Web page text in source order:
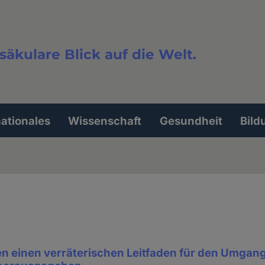
Blick auf die Welt.
Wissenschaft Gesundheit
einen verräterischen Leitfaden für den